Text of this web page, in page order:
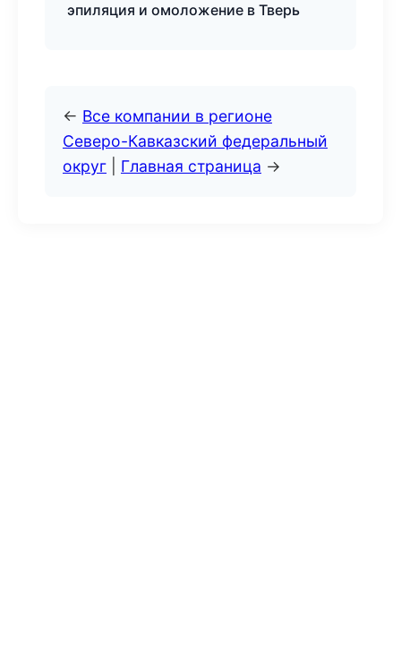
эпиляция и омоложение в Тверь
← Все компании в регионе
Северо-Кавказский федеральный
округ
Главная страница →